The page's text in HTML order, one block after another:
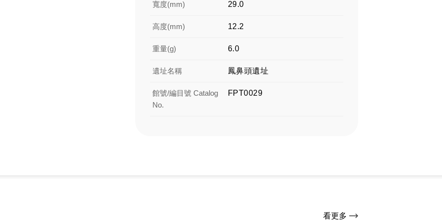
寬度(mm) 29.0
高度(mm) 12.2
重量(g) 6.0
遺址名稱 鳳鼻頭遺址
館號/編目號 Catalog
No.
FPT0029
看更多